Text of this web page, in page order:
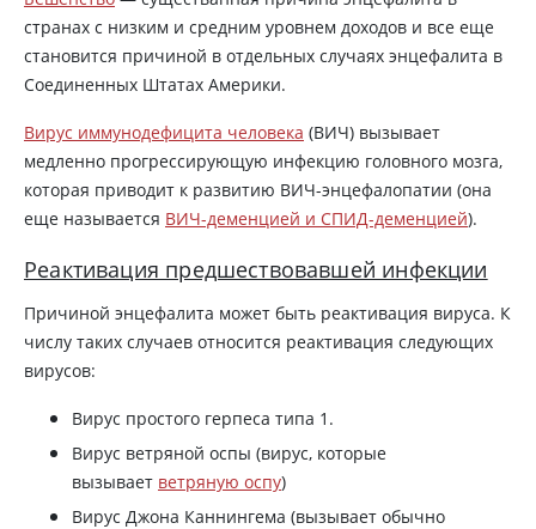
странах с низким и средним уровнем доходов и все еще
становится причиной в отдельных случаях энцефалита в
Соединенных Штатах Америки.
Вирус иммунодефицита человека (ВИЧ) вызывает
медленно прогрессирующую инфекцию головного мозга,
которая приводит к развитию ВИЧ-энцефалопатии (она
еще называется ВИЧ-деменцией и СПИД-деменцией).
Реактивация предшествовавшей инфекции
Причиной энцефалита может быть реактивация вируса. К
числу таких случаев относится реактивация следующих
вирусов:
Вирус простого герпеса типа 1.
Вирус ветряной оспы (вирус, которые
вызывает ветряную оспу)
Вирус Джона Каннингема (вызывает обычно